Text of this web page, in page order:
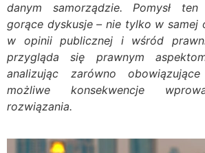
danym samorządzie. Pomysł
gorące dyskusje – nie tylko w samej
w opinii publicznej i wśród
przygląda się prawnym
analizując zarówno
możliwe konsekwencje
rozwiązania.